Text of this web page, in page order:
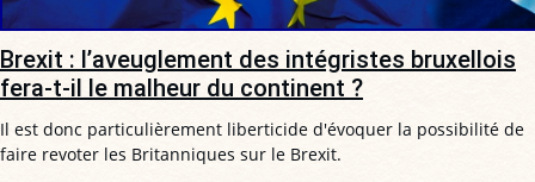
Brexit : l’aveuglement des intégristes bruxellois
fera-t-il le malheur du continent ?
Il est donc particulièrement liberticide d'évoquer la possibilité de
faire revoter les Britanniques sur le Brexit.